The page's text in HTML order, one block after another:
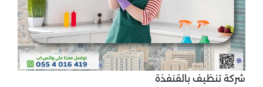
شركة تنظيف بالقنفذة